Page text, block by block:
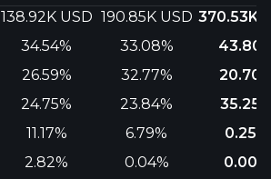
138.92K USD 190.85K USD 370.53K
34.54% 33.08%
26.59% 32.77%
24.75% 23.84%
11.17% 6.79%
0.25%
2.82% 0.04% 0.00%